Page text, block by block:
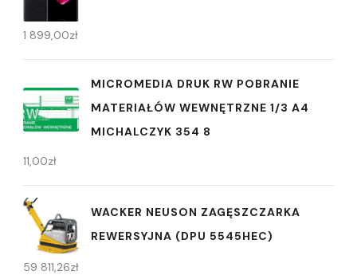
1 899,00zł
MICROMEDIA DRUK RW POBRANIE
MATERIAŁÓW WEWNĘTRZNE 1/3 A4
MICHALCZYK 354 8
11,00zł
WACKER NEUSON ZAGĘSZCZARKA
REWERSYJNA (DPU 5545HEC)
59 811,26zł